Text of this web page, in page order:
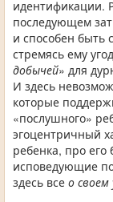
идентификации.
последующем
и способен быть
стремясь ему
добычей» для
И здесь
которые
«послушного»
эгоцентричный
ребенка, про
исповедующие
здесь все о своем